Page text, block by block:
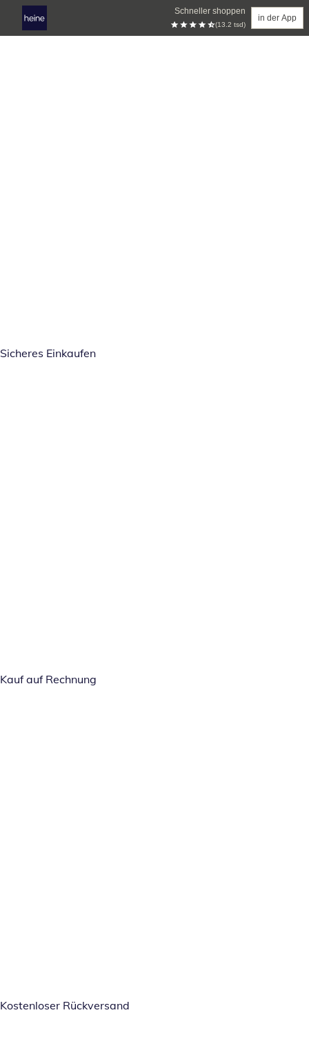
Schneller shoppen
(13.2 tsd)
in der App
Sicheres Einkaufen
Kauf auf Rechnung
Kostenloser Rückversand